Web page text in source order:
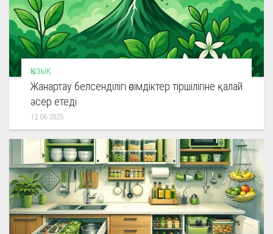
ҚЫЗЫҚ
Жанартау белсенділігі өсімдіктер тіршілігіне қалай
әсер етеді
12.06.2025